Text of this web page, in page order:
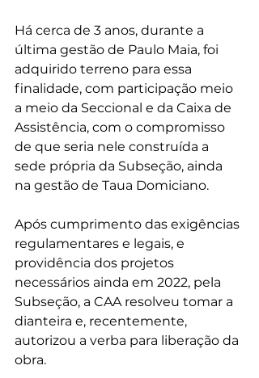
Há cerca de 3 anos, durante a
última gestão de Paulo Maia, foi
adquirido terreno para essa
finalidade, com participação meio
a meio da Seccional e da Caixa de
Assistência, com o compromisso
de que seria nele construída a
sede própria da Subseção, ainda
na gestão de Taua Domiciano.
Após cumprimento das exigências
regulamentares e legais, e
providência dos projetos
necessários ainda em 2022, pela
Subseção, a CAA resolveu tomar a
dianteira e, recentemente,
autorizou a verba para liberação da
obra.